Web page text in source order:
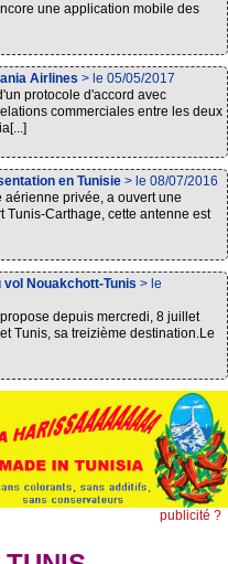
une application mobile des
Airlines > le 05/05/2017
protocole d'accord avec
commerciales entre les deux
en Tunisie > le 08/07/2016
privée, a ouvert une
Carthage, cette antenne est
Nouakchott-Tunis > le
depuis mercredi, 8 juillet
Tunis, sa treizième destination.Le
publicité ?